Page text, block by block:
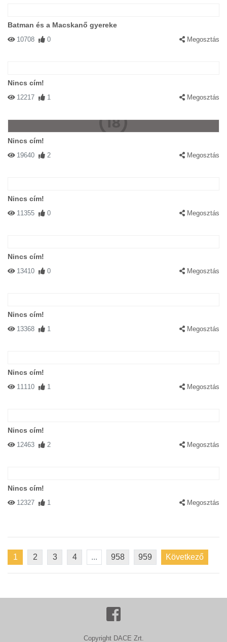
Batman és a Macskanő gyereke
10708 0 Megosztás
Nincs cím!
12217 1 Megosztás
Nincs cím!
19640 2 Megosztás
Nincs cím!
11355 0 Megosztás
Nincs cím!
13410 0 Megosztás
Nincs cím!
13368 1 Megosztás
Nincs cím!
11110 1 Megosztás
Nincs cím!
12463 2 Megosztás
Nincs cím!
12327 1 Megosztás
1 2 3 4 ... 958 959 Következő
Copyright DACE Zrt.